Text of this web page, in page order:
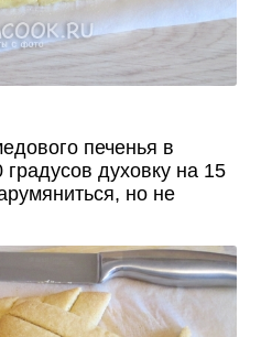
печенья в
духовку на 15
но не